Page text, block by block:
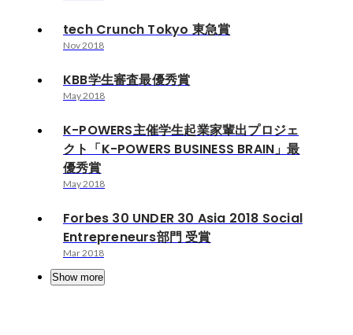
tech Crunch Tokyo 東急賞
Nov 2018
KBB学生審査最優秀賞
May 2018
K-POWERS主催学生起業家輩出プロジェ
クト「K-POWERS BUSINESS BRAIN」最
優秀賞
May 2018
Forbes 30 UNDER 30 Asia 2018 Social
Entrepreneurs部門 受賞
Mar 2018
Show more